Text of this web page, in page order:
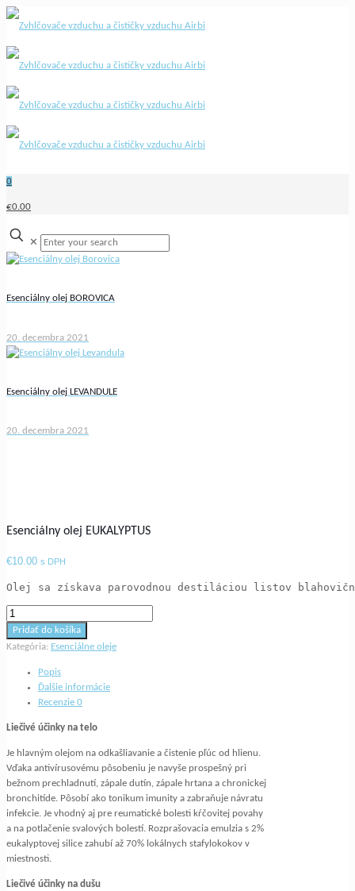
0
€0.00
✕
Esenciálny olej BOROVICA
20. decembra 2021
Esenciálny olej LEVANDULE
20. decembra 2021
Esenciálny olej EUKALYPTUS
€10.00 s DPH
Olej sa získava parovodnou destiláciou listov
množstvo
Esenciálny
olej
Pridať do košíka
Kategória: Esenciálne oleje
Popis
Ďalšie informácie
Recenzie 0
Liečivé účinky na telo
Je hlavným olejom na odkašliavanie a čistenie pľúc od hlienu.
Vďaka antivírusovému pôsobeniu je navyše prospešný pri
bežnom prechladnutí, zápale dutín, zápale hrtana a chronickej
bronchitíde. Pôsobí ako tonikum imunity a zabraňuje návratu
infekcie. Je vhodný aj pre reumatické bolesti kŕčovitej povahy
a na potlačenie svalových bolestí. Rozprašovacia emulzia s 2%
eukalyptovej silice zahubí až 70% lokálnych stafylokokov v
miestnosti.
Liečivé účinky na dušu